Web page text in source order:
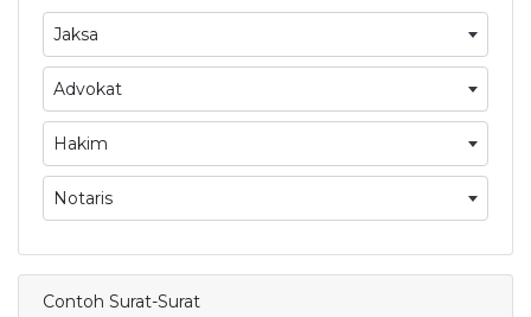
Jaksa
Advokat
Hakim
Notaris
Contoh Surat-Surat